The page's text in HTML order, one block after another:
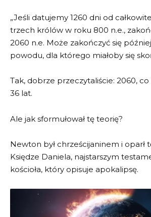
„Jeśli datujemy 1260 dni od
trzech królów w roku 800 n.e.,
2060 n.e. Może zakończyć się
powodu, dla którego miałoby się
Tak, dobrze przeczytaliście: 2060, co
36 lat.
Ale jak sformułował tę teorię?
Newton był chrześcijaninem i oparł
Księdze Daniela, najstarszym
kościoła, który opisuje apokalipsę.